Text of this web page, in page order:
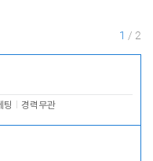
1 / 2
팅 경력무관